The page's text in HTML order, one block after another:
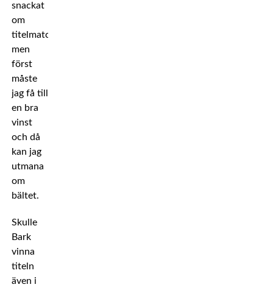
snackat
om
titelmatch,
men
först
måste
jag få till
en bra
vinst
och då
kan jag
utmana
om
bältet.
Skulle
Bark
vinna
titeln
även i